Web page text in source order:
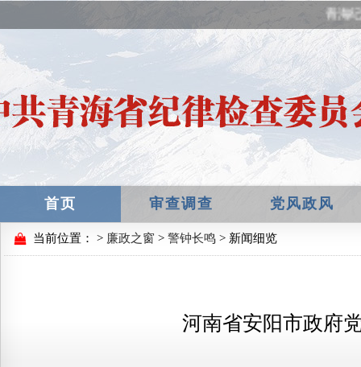
青海
首页 审查调查 党风政风
当前位置： > 廉政之窗 > 警钟长鸣 > 新闻细览
河南省安阳市政府